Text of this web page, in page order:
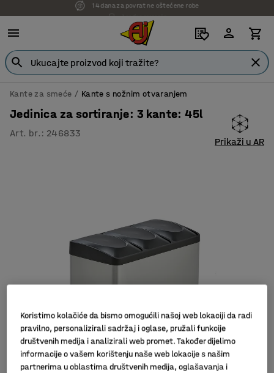
7 godina garancije
Kante za smeće Kante s nožnim otvaranjem
Jedinica za sortiranje: 3 kante: 45l
Art. br. : 246833
Prikaži u AR
Koristimo kolačiće da bismo omogućili našoj web lokaciji da radi
pravilno, personalizirali sadržaj i oglase, pružali funkcije
društvenih medija i analizirali web promet. Također dijelimo
informacije o vašem korištenju naše web lokacije s našim
partnerima u oblastima društvenih medija, oglašavanja i